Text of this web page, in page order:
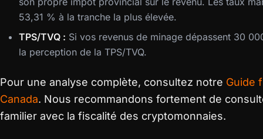
53,31 % à la tranche la plus élevée.
TPS/TVQ : Si vos revenus de minage dépassent 30
la perception de la TPS/TVQ.
Pour une analyse complète, consultez notre Guide
Canada. Nous recommandons fortement de
familier avec la fiscalité des cryptomonnaies.